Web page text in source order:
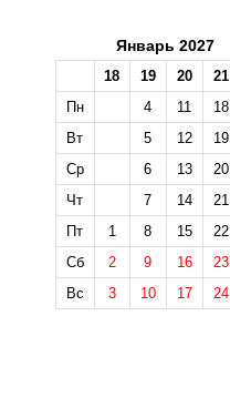
Январь 2027
18 19 20 21
Пн
4 11 18
Вт
5 12 19
Ср
6 13 20
Чт
7 14 21
Пт
1 8 15 22
Сб
2 9 16 23
Вс
3 10 17 24